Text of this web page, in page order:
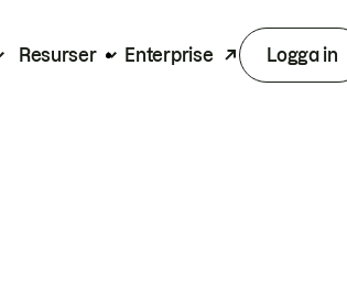
Resurser Enterprise Logga in